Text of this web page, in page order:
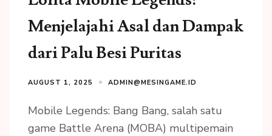
Menjelajahi Asal dan Dampak
dari Palu Besi Puritas
AUGUST 1, 2025 ADMIN@MESINGAME.ID
Mobile Legends: Bang Bang, salah satu
game Battle Arena (MOBA) multipemain